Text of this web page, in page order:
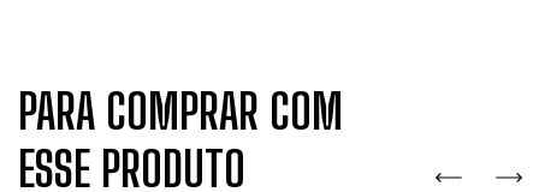
PARA COMPRAR COM
ESSE PRODUTO